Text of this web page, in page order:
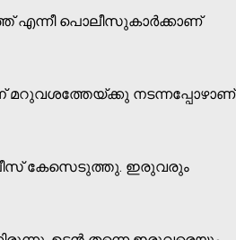
എന്നീ പൊലീസുകാര്‍ക്കാണ്
മറുവശത്തേയ്ക്കു നടന്നപ്പോഴാണ്
കേസെടുത്തു. ഇരുവരും